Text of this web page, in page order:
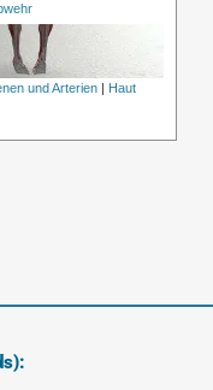
und Arterien| Haut